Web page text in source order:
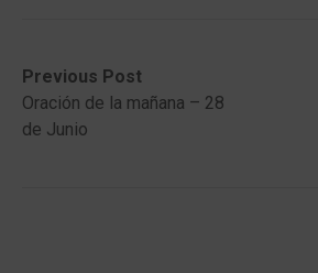
Post
navigation
Previous Post
Previous
post:Oración de la mañana – 28
de Junio
Next
post: